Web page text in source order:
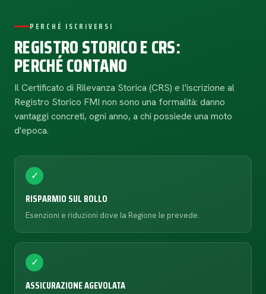
PERCHÉ ISCRIVERSI
REGISTRO STORICO E CRS:
PERCHÉ CONTANO
Il Certificato di Rilevanza Storica (CRS) e l'iscrizione al
Registro Storico FMI non sono una formalità: danno
vantaggi concreti, ogni anno, a chi possiede una moto
d'epoca.
✓
RISPARMIO SUL BOLLO
Esenzioni e riduzioni dove la Regione le prevede.
✓
ASSICURAZIONE AGEVOLATA